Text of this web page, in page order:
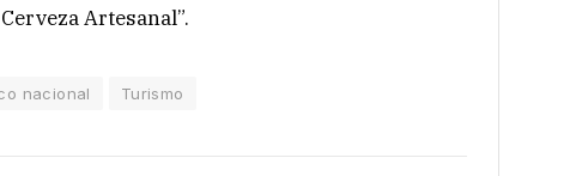
Artesanal”.
nacional Turismo